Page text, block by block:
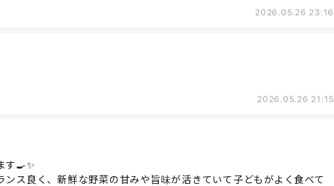
2026.05.26 23:16
2026.05.26 21:15
す🍳✨
ス良く、新鮮な野菜の甘みや旨味が活きていて子どもがよく食べて